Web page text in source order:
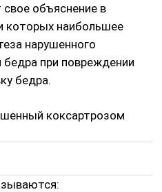
свое объяснение в
которых наибольшее
нарушенного
при повреждении
бедра.
коксартрозом